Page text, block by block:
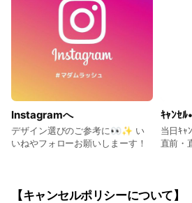
Instagramへ
デザイン選びのご参考に👀✨ い
いねやフォローお願いしまーす！
ｷｬﾝｾﾙ
当日ｷｬ
直前・
かった
【キャンセルポリシーについて】